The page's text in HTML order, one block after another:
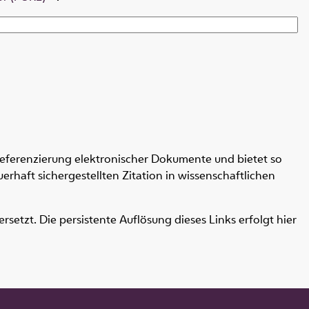
elektronischer Dokumente und bietet so
sichergestellten Zitation in wissenschaftlichen
Die persistente Auflösung dieses Links erfolgt hier